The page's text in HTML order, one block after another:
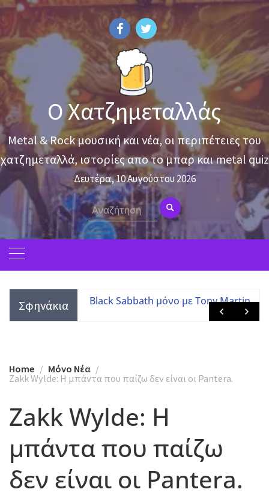
Skip
content
Ο Χατζημεταλλάς
Metal & Rock μουσική και νέα, οι περιπέτειες του
χατζημεταλλά, ιστορίες απο το μπαρ και metal quiz
Δευτέρα, 10 Αυγούστου 2026
Search
for:
Σφηνάκια
με τις
μελών
Black Sabbath μόνο με Tony Martin
Home
Mόνο Νέα
Zakk Wylde: H μπάντα που παίζω δεν είναι οι Pantera.
Zakk Wylde: H
μπάντα που παίζω
δεν είναι οι Pantera.